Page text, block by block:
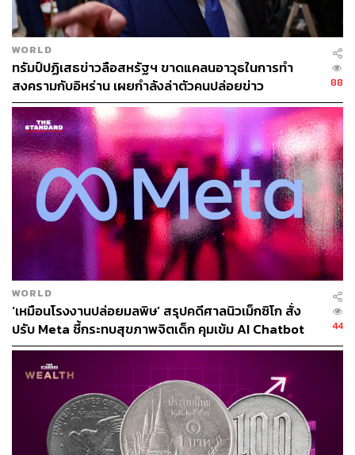
TAGS: Donald Trump USA China
Cambodia
ภาษีสินค้านำเข้า
สงครามการค้า
ภาษีสินค้านำเข้าจากสหรัฐฯ
TARIFF WAR
352
ABOUT THE AUTHOR
ถนัดกิจ จันกิเสน
THE STANDARD WEALTH ผู้เสพติดโลก
ธุรกิจ การตลาด เทคโนโลยี และชอบสำรวจ
โลกออฟไลน์และออนไลน์มาถอดรหัสความ
เคลื่อนไหวให้เป็นเรื่องเข้าใจง่าย สนุก และได้
ไอเดียใหม่ๆ
WORLD
ทรัมป์ปฏิเสธข่าวลือสหรัฐฯ ขาดแคลนอาวุธในการทำ
สงครามกับอิหร่าน เผยกำลังล่าตัวคนปล่อยข่าว
88
WORLD
‘เหมือนโรงงานปล่อยมลพิษ’ สรุปคดีศาลนิวเม็กซิโก สั่ง
ปรับ Meta ชี้กระทบสุขภาพจิตเด็ก คุมเข้ม AI Chatbot
44